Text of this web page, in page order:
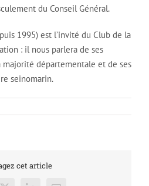
du Conseil Général.
1995) est l’invité du Club de la
: il nous parlera de ses
majorité départementale et de ses
seinomarin.
cet article